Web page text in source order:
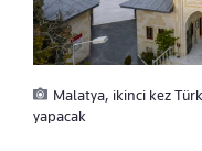
Malatya, ikinci kez
yapacak